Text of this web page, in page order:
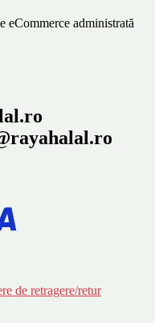
administrată
de retragere/retur